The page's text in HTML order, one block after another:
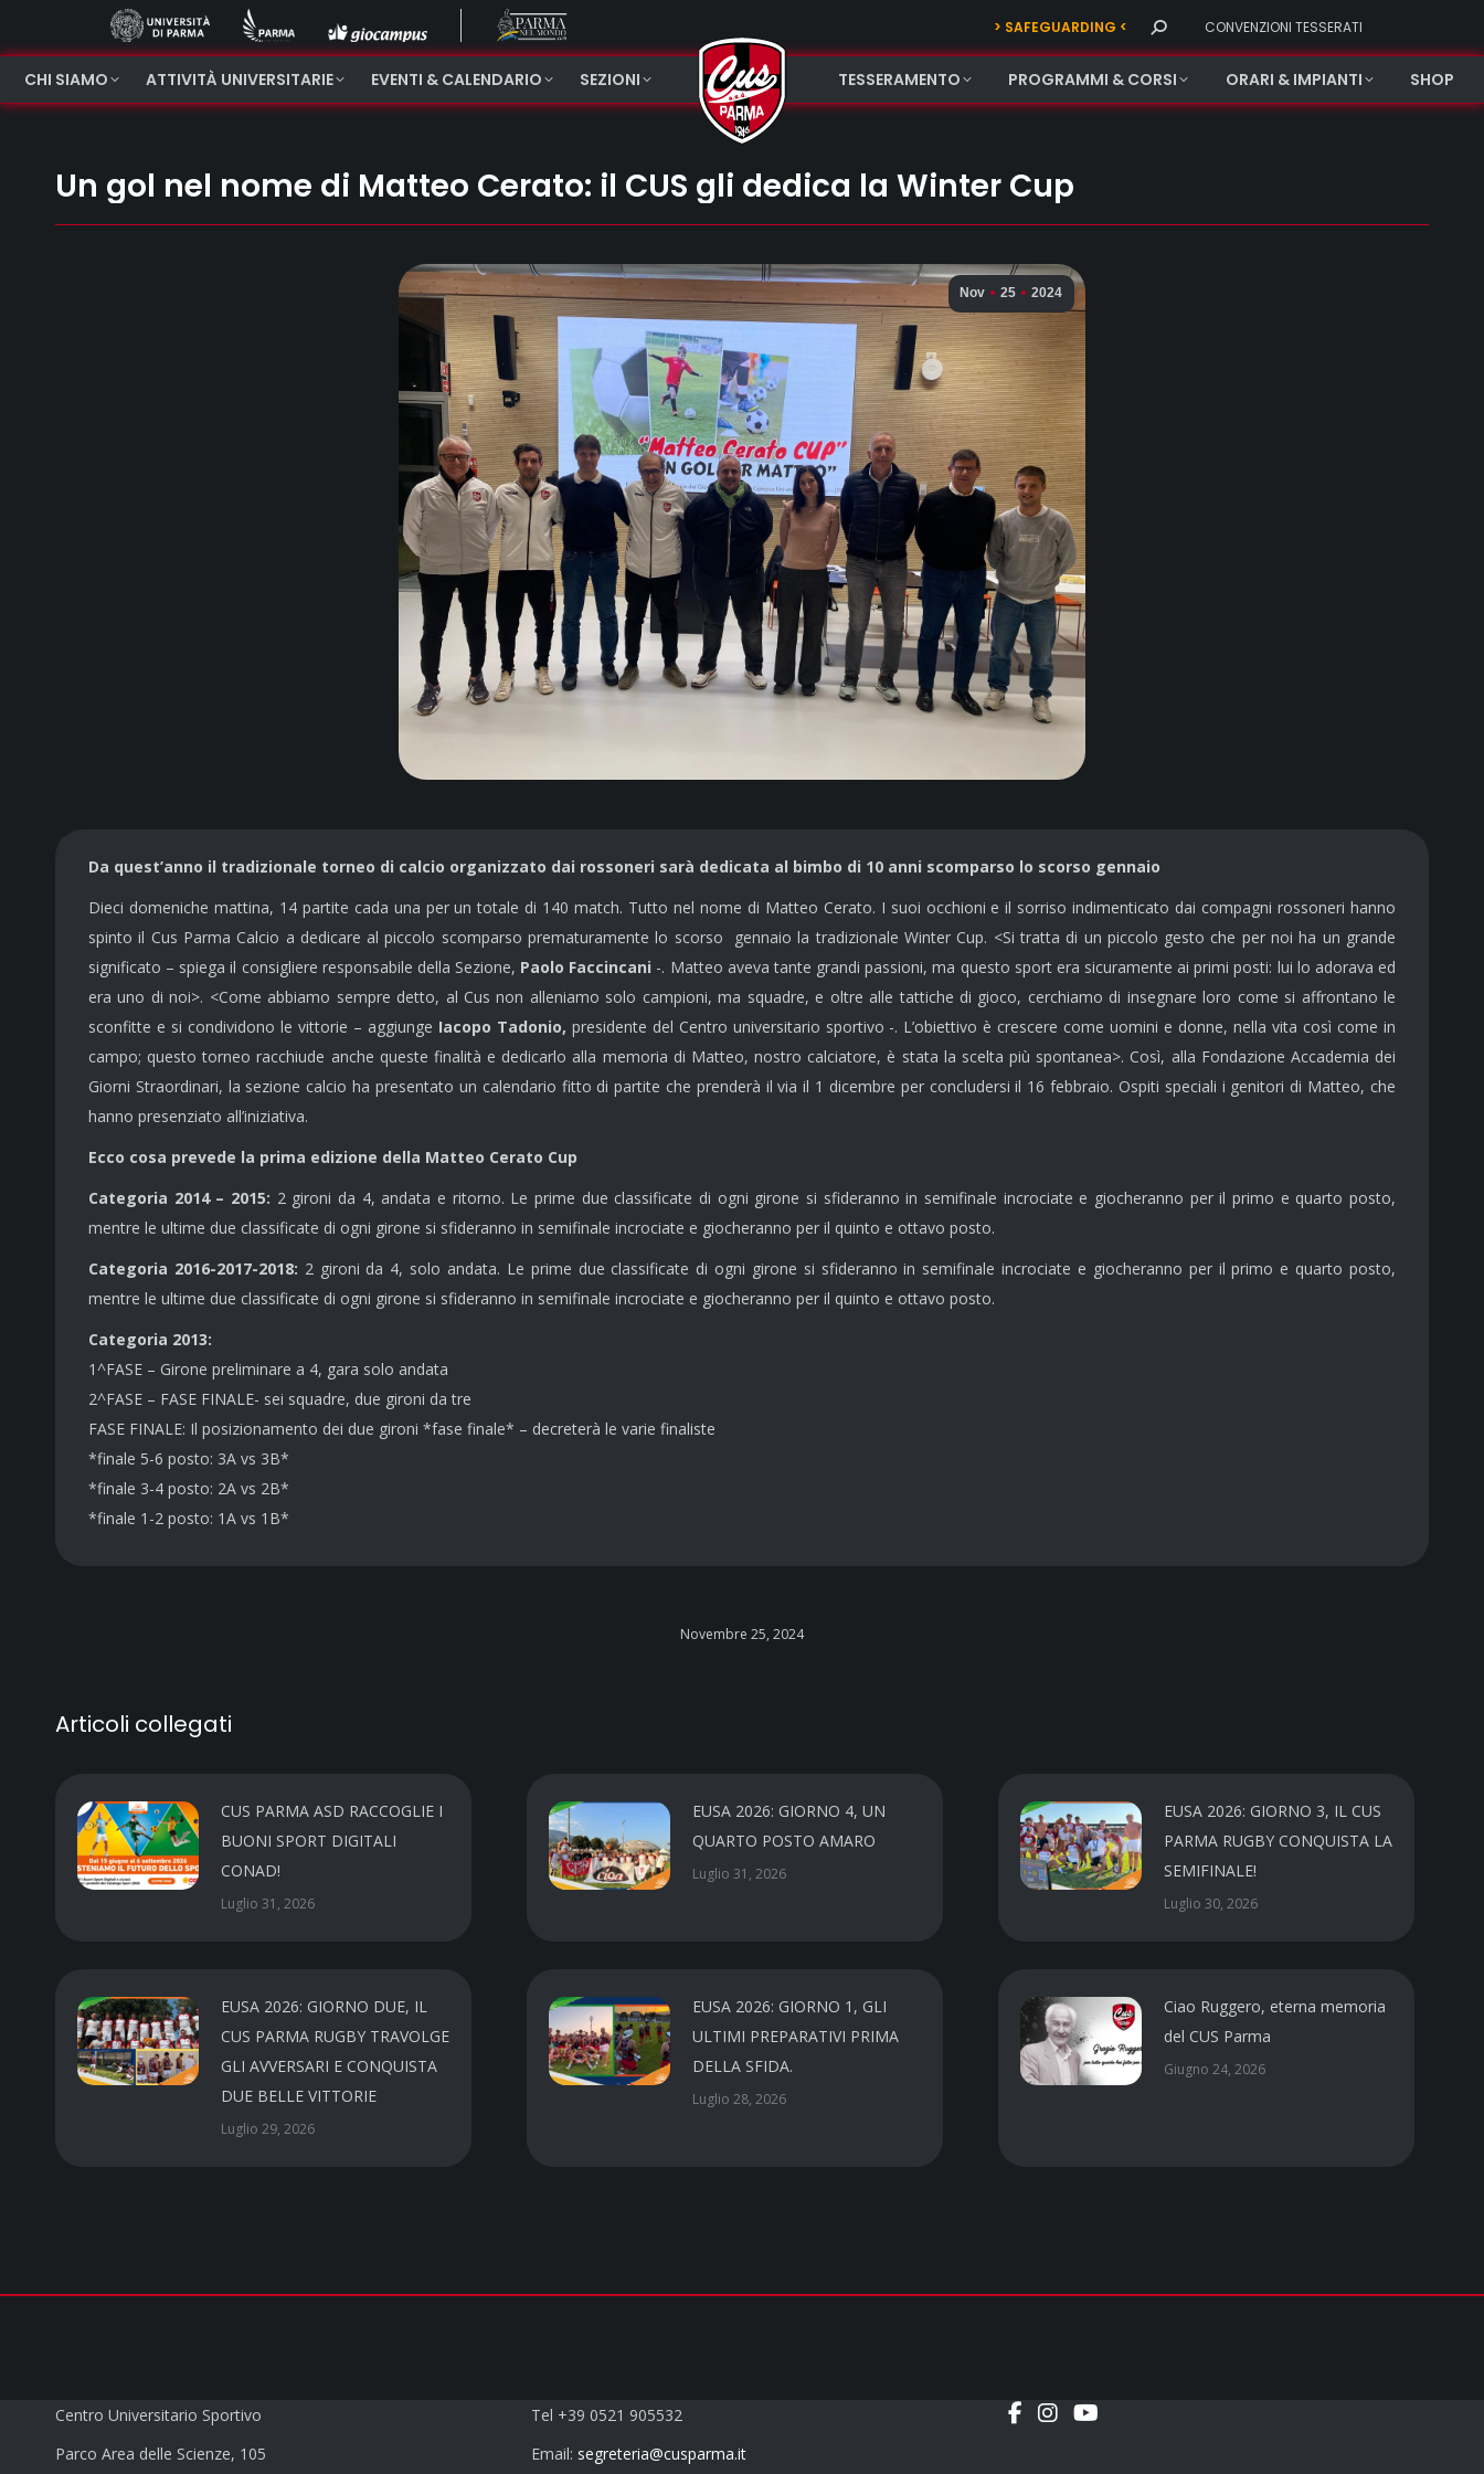
> SAFEGUARDING < Search: CONVENZIONI TESSERATI
CHI SIAMO ATTIVITÀ UNIVERSITARIE EVENTI & CALENDARIO SEZIONI TESSERAMENTO PROGRAMMI & CORSI ORARI & IMPIANTI SHOP
Un gol nel nome di Matteo Cerato: il CUS gli dedica la Winter Cup
Nov 25 2024
Da quest’anno il tradizionale torneo di calcio organizzato dai rossoneri sarà dedicata al bimbo di 10 anni scomparso lo scorso gennaio
Dieci domeniche mattina, 14 partite cada una per un totale di 140 match. Tutto nel nome di Matteo Cerato. I suoi occhioni e il sorriso indimenticato dai compagni rossoneri hanno
spinto il Cus Parma Calcio a dedicare al piccolo scomparso prematuramente lo scorso gennaio la tradizionale Winter Cup. <Si tratta di un piccolo gesto che per noi ha un grande
significato – spiega il consigliere responsabile della Sezione, Paolo Faccincani -. Matteo aveva tante grandi passioni, ma questo sport era sicuramente ai primi posti: lui lo adorava ed
era uno di noi>. <Come abbiamo sempre detto, al Cus non alleniamo solo campioni, ma squadre, e oltre alle tattiche di gioco, cerchiamo di insegnare loro come si affrontano le
sconfitte e si condividono le vittorie – aggiunge Iacopo Tadonio, presidente del Centro universitario sportivo -. L’obiettivo è crescere come uomini e donne, nella vita così come in
campo; questo torneo racchiude anche queste finalità e dedicarlo alla memoria di Matteo, nostro calciatore, è stata la scelta più spontanea>. Così, alla Fondazione Accademia dei
Giorni Straordinari, la sezione calcio ha presentato un calendario fitto di partite che prenderà il via il 1 dicembre per concludersi il 16 febbraio. Ospiti speciali i genitori di Matteo, che
hanno presenziato all’iniziativa.
Ecco cosa prevede la prima edizione della Matteo Cerato Cup
Categoria 2014 – 2015: 2 gironi da 4, andata e ritorno. Le prime due classificate di ogni girone si sfideranno in semifinale incrociate e giocheranno per il primo e quarto posto,
mentre le ultime due classificate di ogni girone si sfideranno in semifinale incrociate e giocheranno per il quinto e ottavo posto.
Categoria 2016-2017-2018: 2 gironi da 4, solo andata. Le prime due classificate di ogni girone si sfideranno in semifinale incrociate e giocheranno per il primo e quarto posto,
mentre le ultime due classificate di ogni girone si sfideranno in semifinale incrociate e giocheranno per il quinto e ottavo posto.
Categoria 2013:
1^FASE – Girone preliminare a 4, gara solo andata
2^FASE – FASE FINALE- sei squadre, due gironi da tre
FASE FINALE: Il posizionamento dei due gironi *fase finale* – decreterà le varie finaliste
*finale 5-6 posto: 3A vs 3B*
*finale 3-4 posto: 2A vs 2B*
*finale 1-2 posto: 1A vs 1B*
Novembre 25, 2024
Articoli collegati
CUS PARMA ASD RACCOGLIE I
BUONI SPORT DIGITALI
CONAD!
Luglio 31, 2026
EUSA 2026: GIORNO 4, UN
QUARTO POSTO AMARO
Luglio 31, 2026
EUSA 2026: GIORNO 3, IL CUS
PARMA RUGBY CONQUISTA LA
SEMIFINALE!
Luglio 30, 2026
EUSA 2026: GIORNO DUE, IL
CUS PARMA RUGBY TRAVOLGE
GLI AVVERSARI E CONQUISTA
DUE BELLE VITTORIE
Luglio 29, 2026
EUSA 2026: GIORNO 1, GLI
ULTIMI PREPARATIVI PRIMA
DELLA SFIDA.
Luglio 28, 2026
Ciao Ruggero, eterna memoria
del CUS Parma
Giugno 24, 2026
Centro Universitario Sportivo
Parco Area delle Scienze, 105
Tel +39 0521 905532
Email: segreteria@cusparma.it